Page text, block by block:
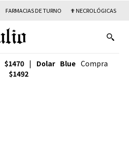
FARMACIAS DE TURNO ✟ NECROLÓGICAS
$1470 | Dolar Blue Compra
$1492